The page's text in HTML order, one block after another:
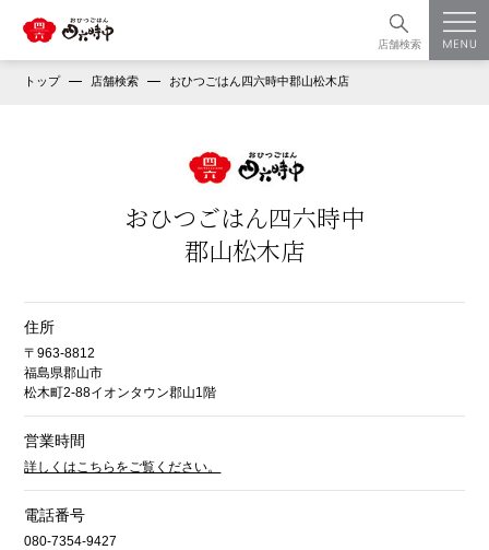
店舗検索
トップ 店舗検索 おひつごはん四六時中郡山松木店
おひつごはん四六時中
郡山松木店
住所
〒963-8812
福島県郡山市
松木町2-88イオンタウン郡山1階
営業時間
詳しくはこちらをご覧ください。
電話番号
080-7354-9427